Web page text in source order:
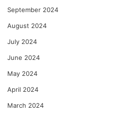
September 2024
August 2024
July 2024
June 2024
May 2024
April 2024
March 2024